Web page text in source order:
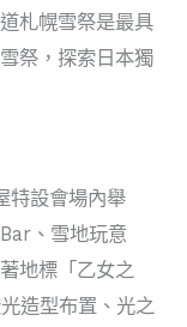
札幌雪祭是最具
祭，探索日本獨
特設會場內舉
、雪地玩意
地標「乙女之
造型布置、光之